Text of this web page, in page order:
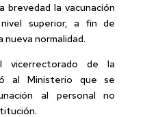
brevedad la vacunación
superior, a fin de
normalidad.
vicerrectorado de la
al Ministerio que se
al personal no